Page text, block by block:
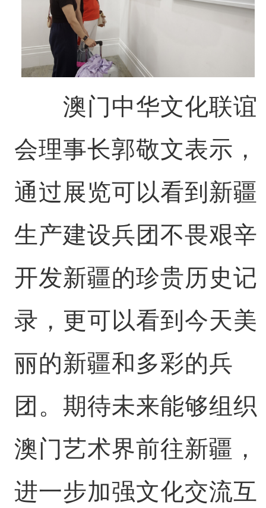
澳门中华文化联谊
会理事长郭敬文表示，
通过展览可以看到新疆
生产建设兵团不畏艰辛
开发新疆的珍贵历史记
录，更可以看到今天美
丽的新疆和多彩的兵
团。期待未来能够组织
澳门艺术界前往新疆，
进一步加强文化交流互